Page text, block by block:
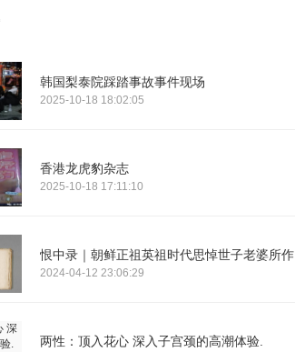
韩国梨泰院踩踏事故事件现场
2025-10-18 18:02:05
香港龙虎豹杂志
2025-10-18 17:11:10
恨中录｜朝鲜正祖英祖时代思悼世子老婆所作
2024-04-12 23:06:29
两性：顶入花心 深入子宫颈的高潮体验.